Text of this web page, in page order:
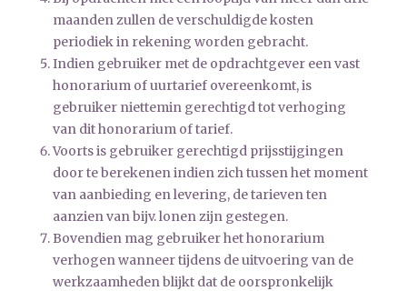
maanden zullen de verschuldigde kosten
periodiek in rekening worden gebracht.
Indien gebruiker met de opdrachtgever een vast
honorarium of uurtarief overeenkomt, is
gebruiker niettemin gerechtigd tot verhoging
van dit honorarium of tarief.
Voorts is gebruiker gerechtigd prijsstijgingen
door te berekenen indien zich tussen het moment
van aanbieding en levering, de tarieven ten
aanzien van bijv. lonen zijn gestegen.
Bovendien mag gebruiker het honorarium
verhogen wanneer tijdens de uitvoering van de
werkzaamheden blijkt dat de oorspronkelijk